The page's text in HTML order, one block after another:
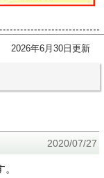
2026年6月30日更新
2020/07/27